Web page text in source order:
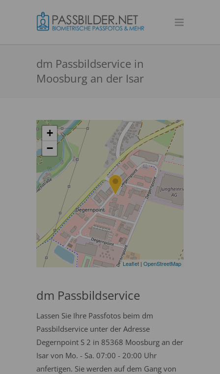
dm Passbildservice in
Moosburg an der Isar
+
−
Leaflet | OpenStreetMap
dm Passbildservice
Lassen Sie Ihre Passfotos beim dm
Passbildservice unter der Adresse
Degernpoint S 2 in 85368 Moosburg an der
Isar von Mo. - Sa. 07:00 - 20:00 Uhr
anfertigen. Sie werden auf dem Gang von